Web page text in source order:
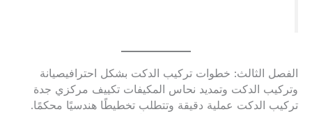
الفصل الثالث: خطوات تركيب الدكت بشكل احترافيصيانة
وتركيب الدكت وتمديد نحاس المكيفات تكييف مركزي جدة
تركيب الدكت عملية دقيقة وتتطلب تخطيطًا هندسيًا محكمًا.